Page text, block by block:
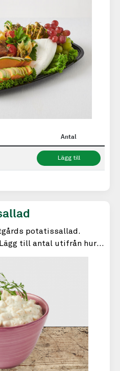
Antal
Lägg till
potatissallad.
till antal utifrån hur
Minimum är 4 portioner.